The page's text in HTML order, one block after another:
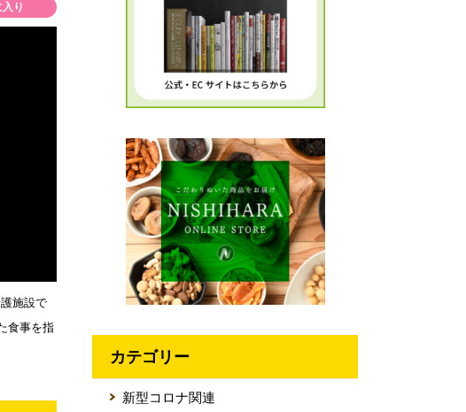
り
施設で
食事を指
カテゴリー
新型コロナ関連